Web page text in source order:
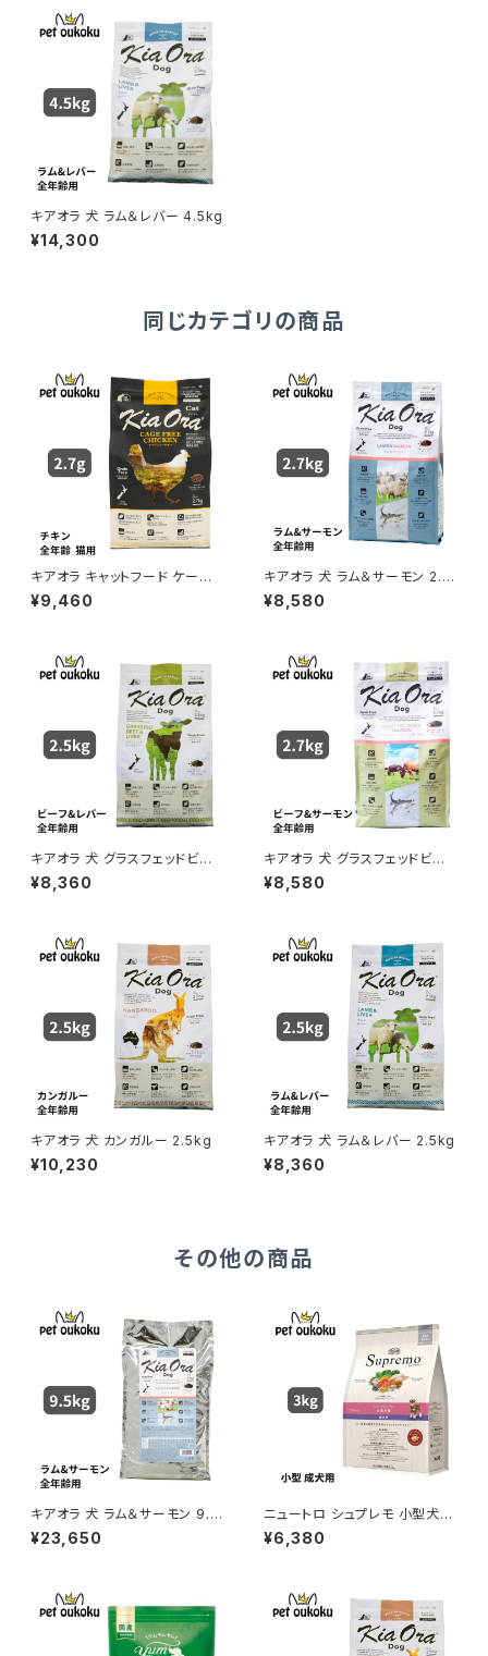
キアオラ 犬 ラム＆レバー 4.5kg
¥14,300
同じカテゴリの商品
キアオラ キャットフード ケージ
フリーチキン 2.7kg KiaOra 4
963974020794
¥9,460
キアオラ 犬 ラム＆サーモン 2.7
kg
¥8,580
キアオラ 犬 グラスフェッドビー
フ＆レバー 2.5kg
¥8,360
キアオラ 犬 グラスフェッドビー
フ＆サーモン 2.7㎏
¥8,580
キアオラ 犬 カンガルー 2.5kg
¥10,230
キアオラ 犬 ラム＆レバー 2.5kg
¥8,360
その他の商品
キアオラ 犬 ラム＆サーモン 9.5
kg
¥23,650
ニュートロ シュプレモ 小型犬
成犬用 3kg 456235878178
0
¥6,380